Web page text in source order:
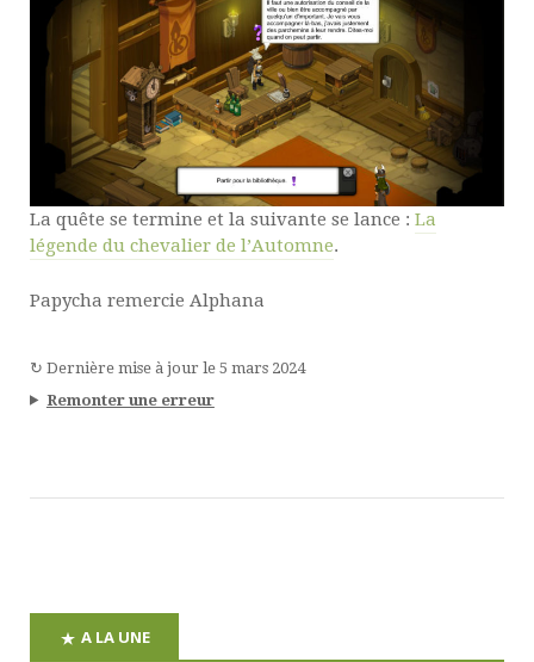
La quête se termine et la suivante se lance : La
légende du chevalier de l’Automne.
Papycha remercie Alphana
↻ Dernière mise à jour le 5 mars 2024
Remonter une erreur
A LA UNE